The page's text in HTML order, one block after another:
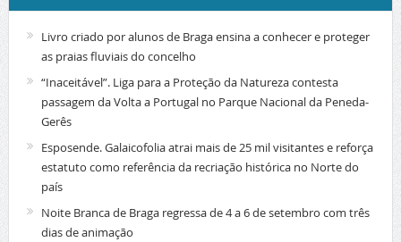
Livro criado por alunos de Braga ensina a conhecer e proteger
as praias fluviais do concelho
“Inaceitável”. Liga para a Proteção da Natureza contesta
passagem da Volta a Portugal no Parque Nacional da Peneda-
Gerês
Esposende. Galaicofolia atrai mais de 25 mil visitantes e reforça
estatuto como referência da recriação histórica no Norte do
país
Noite Branca de Braga regressa de 4 a 6 de setembro com três
dias de animação